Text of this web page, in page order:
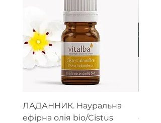
ЛАДАННИК. Науральна
ефірна олія bio/Cistus